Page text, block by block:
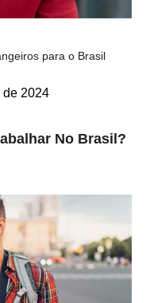
para o Brasil
de 2024
No Brasil?